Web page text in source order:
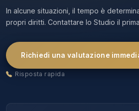
In alcune situazioni, il tempo è
propri diritti. Contattare lo Studio il
Richiedi una valutazione
Risposta rapida